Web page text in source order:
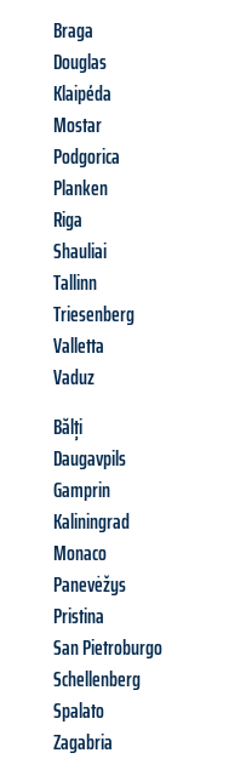
Braga
Douglas
Klaipéda
Mostar
Podgorica
Planken
Riga
Shauliai
Tallinn
Triesenberg
Valletta
Vaduz
Bălți
Daugavpils
Gamprin
Kaliningrad
Monaco
Panevėžys
Pristina
San Pietroburgo
Schellenberg
Spalato
Zagabria